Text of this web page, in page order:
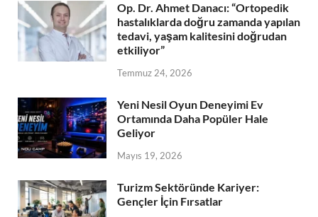
Op. Dr. Ahmet Danacı: “Ortopedik
hastalıklarda doğru zamanda yapılan
tedavi, yaşam kalitesini doğrudan
etkiliyor”
Temmuz 24, 2026
Yeni Nesil Oyun Deneyimi Ev
Ortamında Daha Popüler Hale
Geliyor
Mayıs 19, 2026
Turizm Sektöründe Kariyer:
Gençler İçin Fırsatlar